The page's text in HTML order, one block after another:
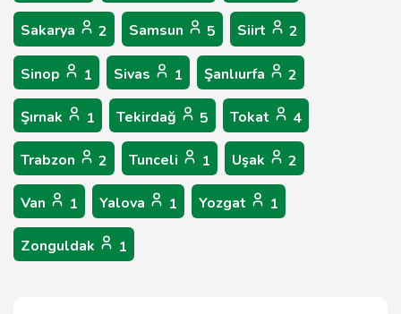
Sakarya 2 Samsun 5 Siirt 2
Sinop 1 Sivas 1 Şanlıurfa 2
Şırnak 1 Tekirdağ 5 Tokat 4
Trabzon 2 Tunceli 1 Uşak 2
Van 1 Yalova 1 Yozgat 1
Zonguldak 1